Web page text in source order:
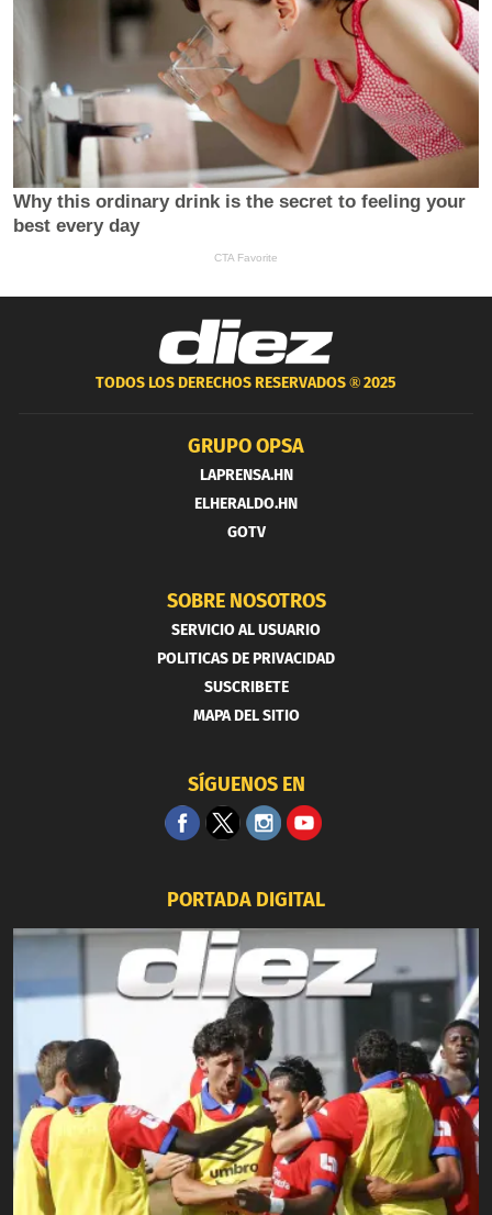
TODOS LOS DERECHOS RESERVADOS ®2025
GRUPO OPSA
LAPRENSA.HN
ELHERALDO.HN
GOTV
SOBRE NOSOTROS
SERVICIO AL USUARIO
POLITICAS DE PRIVACIDAD
SUSCRIBETE
MAPA DEL SITIO
SÍGUENOS EN
PORTADA DIGITAL